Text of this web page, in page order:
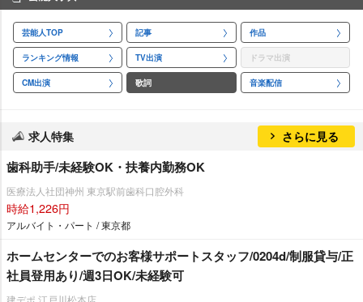
芸能人TOP 記事 作品
ランキング情報 TV出演 ドラマ出演
CM出演 歌詞 音楽配信
求人特集 さらに見る
歯科助手/未経験OK・扶養内勤務OK
医療法人社団神州 東京駅前歯科口腔外科
時給1,226円
アルバイト・パート / 東京都
ホームセンターでのお客様サポートスタッフ/0204d/制服貸与/正
社員登用あり/週3日OK/未経験可
建デポ 江戸川松本店